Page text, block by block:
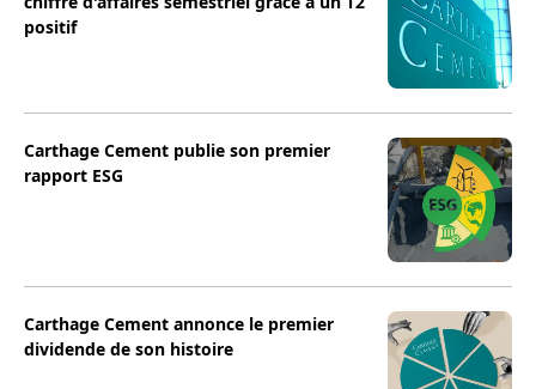
positif
Carthage Cement publie son premier
rapport ESG
Carthage Cement annonce le premier
dividende de son histoire